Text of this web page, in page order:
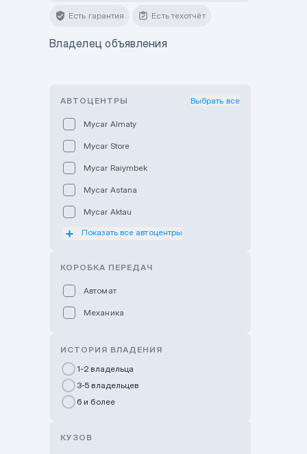
Есть гарантия Есть техотчёт
Владелец объявления
АВТОЦЕНТРЫ Выбрать все
Mycar Almaty
Mycar Store
Mycar Raiymbek
Mycar Astana
Mycar Aktau
Mycar Uralsk
GWM Nurly Zhol
Chery Astana
Показать все автоцентры
КОРОБКА ПЕРЕДАЧ
Автомат
Механика
ИСТОРИЯ ВЛАДЕНИЯ
1-2 владельца
3-5 владельцев
6 и более
КУЗОВ